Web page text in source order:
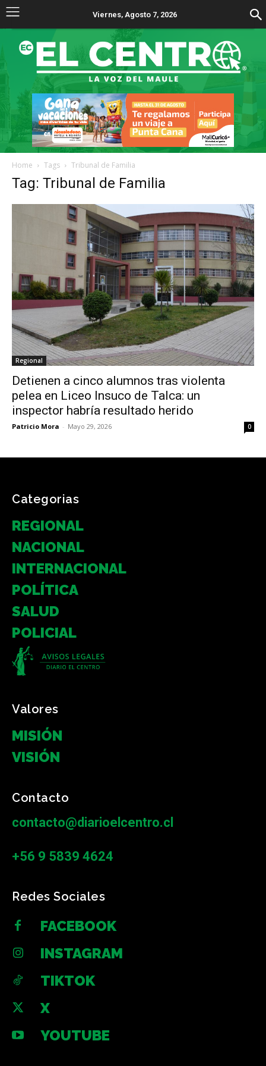
Viernes, Agosto 7, 2026
Home Tags Tribunal de Familia
Tag: Tribunal de Familia
Regional
Detienen a cinco alumnos tras violenta
pelea en Liceo Insuco de Talca: un
inspector habría resultado herido
Patricio Mora - Mayo 29, 2026 0
Categorias
REGIONAL
NACIONAL
INTERNACIONAL
POLÍTICA
SALUD
POLICIAL
Valores
MISIÓN
VISIÓN
Contacto
contacto@diarioelcentro.cl
+56 9 5839 4624
Redes Sociales
FACEBOOK
INSTAGRAM
TIKTOK
X
YOUTUBE